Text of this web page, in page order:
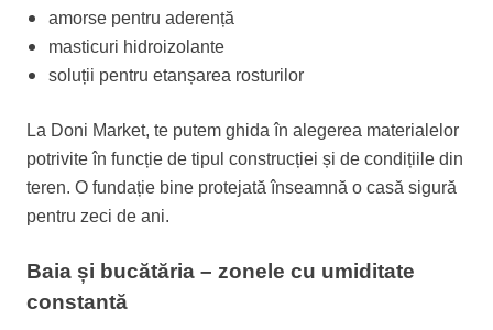
amorse pentru aderență
masticuri hidroizolante
soluții pentru etanșarea rosturilor
La Doni Market, te putem ghida în alegerea materialelor
potrivite în funcție de tipul construcției și de condițiile din
teren. O fundație bine protejată înseamnă o casă sigură
pentru zeci de ani.
Baia și bucătăria – zonele cu umiditate
constantă